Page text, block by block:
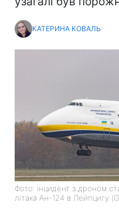
КАТЕРИНА КОВАЛЬ
Фото: інцидент з дроном
літака Ан-124 в Лейпцигу